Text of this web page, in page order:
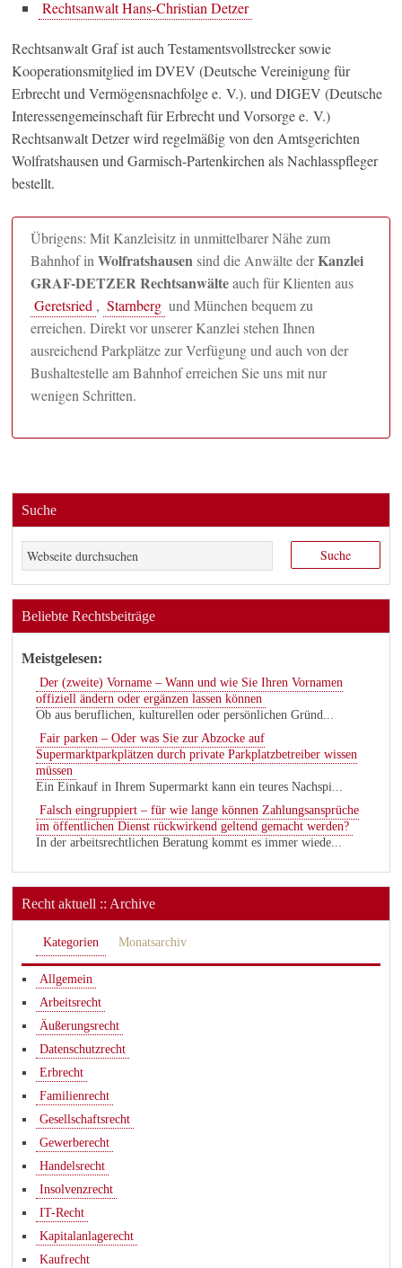
Rechtsanwalt Hans-Christian Detzer
Rechtsanwalt Graf ist auch Testamentsvollstrecker sowie
Kooperationsmitglied im DVEV (Deutsche Vereinigung für
Erbrecht und Vermögensnachfolge e. V.). und DIGEV (Deutsche
Interessengemeinschaft für Erbrecht und Vorsorge e. V.)
Rechtsanwalt Detzer wird regelmäßig von den Amtsgerichten
Wolfratshausen und Garmisch-Partenkirchen als Nachlasspfleger
bestellt.
Übrigens: Mit Kanzleisitz in unmittelbarer Nähe zum
Bahnhof inWolfratshausensind die Anwälte derKanzlei
GRAF-DETZER Rechtsanwälteauch für Klienten aus
Geretsried , Starnberg und München bequem zu
erreichen. Direkt vor unserer Kanzlei stehen Ihnen
ausreichend Parkplätze zur Verfügung und auch von der
Bushaltestelle am Bahnhof erreichen Sie uns mit nur
wenigen Schritten.
Suche
Beliebte Rechtsbeiträge
Meistgelesen:
Der (zweite) Vorname – Wann und wie Sie Ihren Vornamen
offiziell ändern oder ergänzen lassen können
Ob aus beruflichen, kulturellen oder persönlichen Gründ...
Fair parken – Oder was Sie zur Abzocke auf
Supermarktparkplätzen durch private Parkplatzbetreiber wissen
müssen
Ein Einkauf in Ihrem Supermarkt kann ein teures Nachspi...
Falsch eingruppiert – für wie lange können Zahlungsansprüche
im öffentlichen Dienst rückwirkend geltend gemacht werden?
In der arbeitsrechtlichen Beratung kommt es immer wiede...
Recht aktuell :: Archive
Kategorien Monatsarchiv
Allgemein
Arbeitsrecht
Äußerungsrecht
Datenschutzrecht
Erbrecht
Familienrecht
Gesellschaftsrecht
Gewerberecht
Handelsrecht
Insolvenzrecht
IT-Recht
Kapitalanlagerecht
Kaufrecht